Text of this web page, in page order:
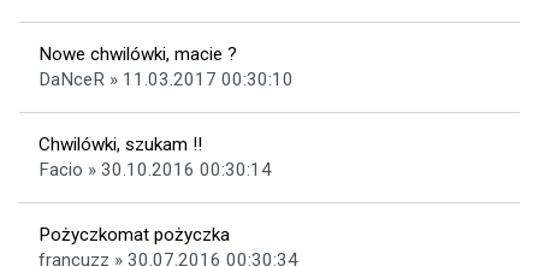
Nowe chwilówki, macie ?
DaNceR » 11.03.2017 00:30:10
Chwilówki, szukam !!
Facio » 30.10.2016 00:30:14
Pożyczkomat pożyczka
francuzz » 30.07.2016 00:30:34